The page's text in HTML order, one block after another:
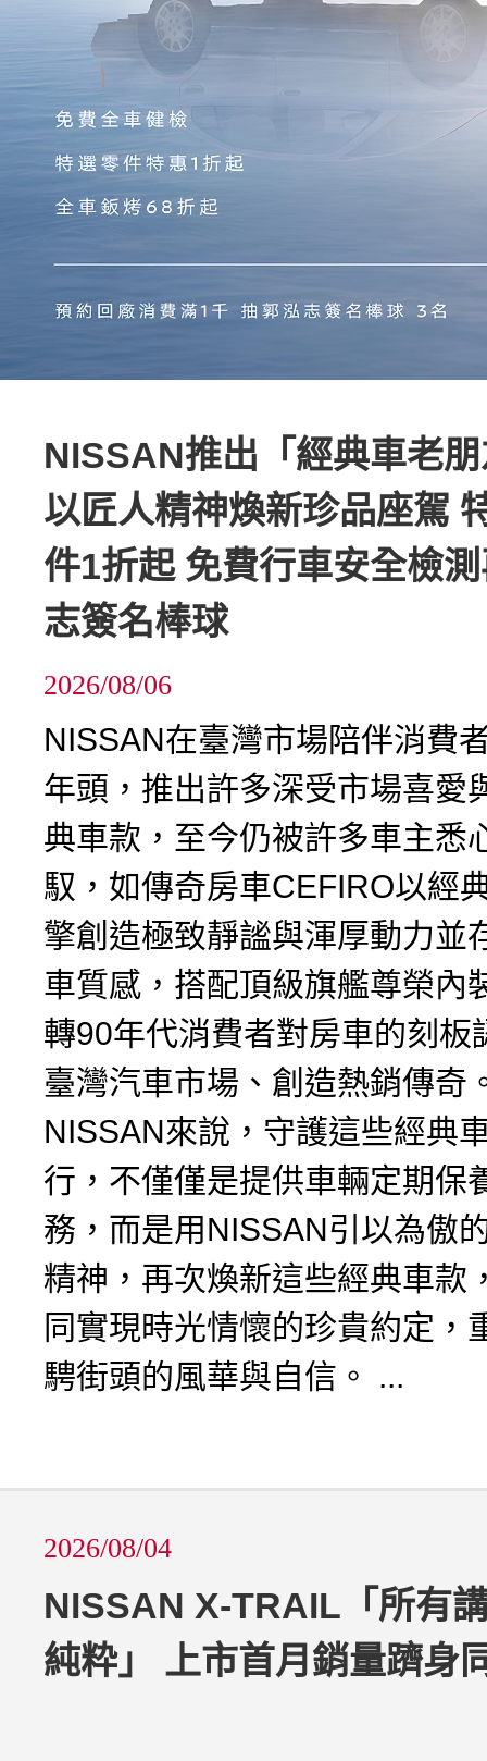
NISSAN推出「經典車老
以匠人精神煥新珍品座駕
件1折起 免費行車安全檢
志簽名棒球
2026/08/06
NISSAN在臺灣市場陪伴消費
年頭，推出許多深受市場喜愛
典車款，至今仍被許多車主悉
馭，如傳奇房車CEFIRO以經
擎創造極致靜謐與渾厚動力並
車質感，搭配頂級旗艦尊榮內
轉90年代消費者對房車的刻板
臺灣汽車市場、創造熱銷傳奇
NISSAN來說，守護這些經典
行，不僅僅是提供車輛定期保
務，而是用NISSAN引以為傲
精神，再次煥新這些經典車款
同實現時光情懷的珍貴約定，
騁街頭的風華與自信。 ...
2026/08/04
NISSAN X-TRAIL「所有
純粋」 上市首月銷量躋身